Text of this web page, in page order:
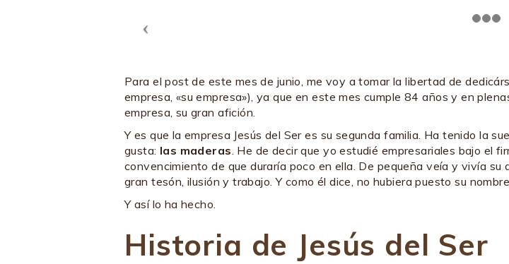
Para el post de este mes de junio, me voy a tomar la libertad de
empresa, «su empresa»), ya que en este mes cumple 84 años y en
empresa, su gran afición.
Y es que la empresa Jesús del Ser es su segunda familia. Ha tenido la
gusta: las maderas. He de decir que yo estudié empresariales bajo el
convencimiento de que duraría poco en ella. De pequeña veía y vivía
gran tesón, ilusión y trabajo. Y como él dice, no hubiera puesto su
Y así lo ha hecho.
Historia de Jesús del Ser